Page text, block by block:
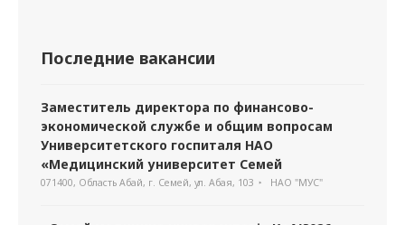
Последние вакансии
Заместитель директора по финансово-
экономической службе и общим вопросам
Университетского госпиталя НАО
«Медицинский университет Семей
071400, Область Абай, г. Семей, ул. Абая, 103 НАО "МУС"